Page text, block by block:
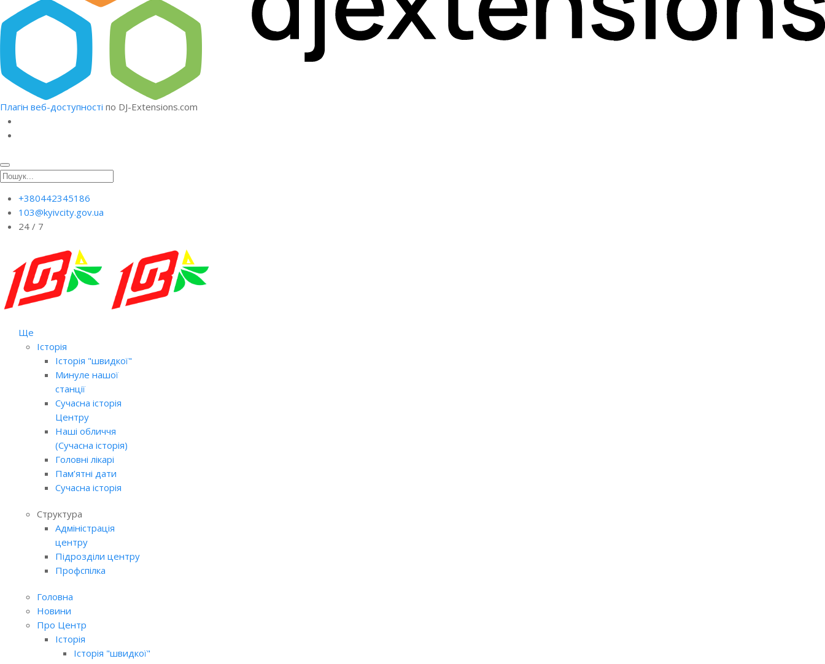
Плагін веб-доступності по DJ-Extensions.com
+380442345186
103@kyivcity.gov.ua
24 / 7
Ще
Історія
Історія "швидкої"
Минуле нашої
станції
Сучасна історія
Центру
Наші обличчя
(Сучасна історія)
Головні лікарі
Пам’ятні дати
Сучасна історія
Структура
Адміністрація
центру
Підрозділи центру
Профспілка
Головна
Новини
Про Центр
Історія
Історія "швидкої"